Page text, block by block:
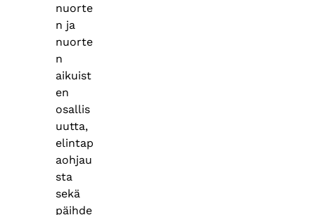
nuorte
n ja
nuorte
n
aikuist
en
osallis
uutta,
elintap
aohjau
sta
sekä
päihde